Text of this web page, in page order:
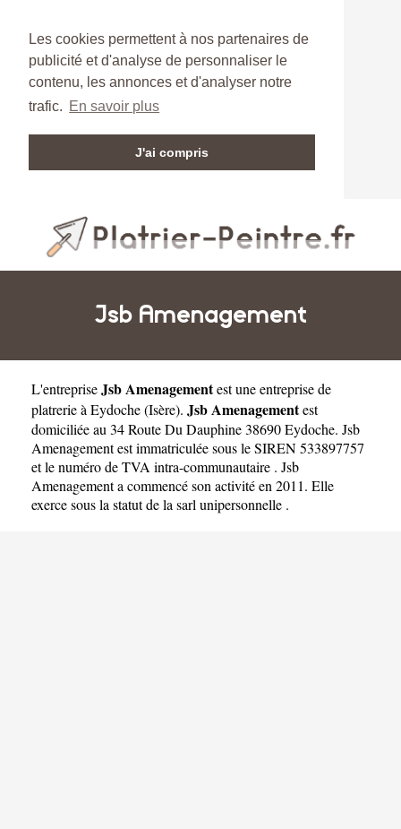
Les cookies permettent à nos partenaires de
publicité et d'analyse de personnaliser le
contenu, les annonces et d'analyser notre
trafic. En savoir plus
J'ai compris
Jsb Amenagement
L'entrepriseJsb Amenagementest uneentreprise de
platrerie à Eydoche(Isère). Jsb Amenagementest
domiciliée au 34 Route Du Dauphine 38690 Eydoche. Jsb
Amenagement est immatriculée sous le SIREN 533897757
et le numéro de TVA intra-communautaire . Jsb
Amenagement a commencé son activité en 2011. Elle
exerce sous la statut de la sarl unipersonnelle .